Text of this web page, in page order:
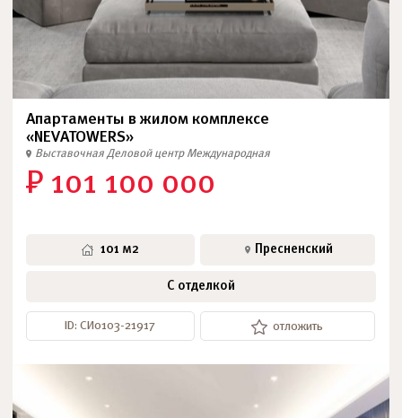
Апартаменты в жилом комплексе
«NEVATOWERS»
Выставочная Деловой центр Международная
₽ 101 100 000
101 м2 Пресненский
С отделкой
ID: СИ0103-21917 отложить